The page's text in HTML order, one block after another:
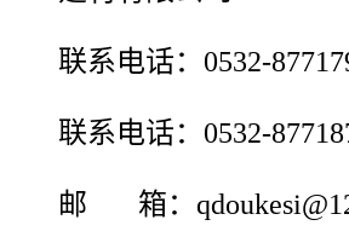
联系电话：0532-
联系电话：0532-
邮 箱：